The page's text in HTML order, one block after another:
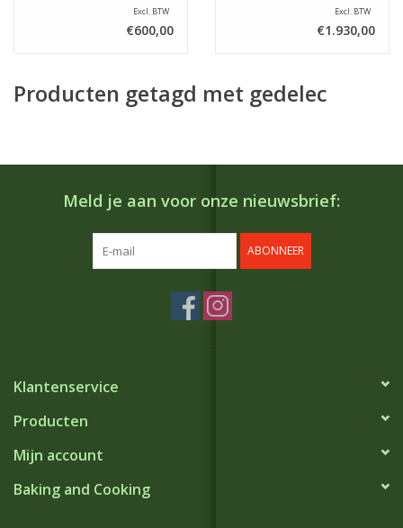
Excl. BTW
€600,00
Excl. BTW
€1.930,00
Producten getagd met gedelec
Meld je aan voor onze nieuwsbrief:
ABONNEER
Klantenservice
Producten
Mijn account
Baking and Cooking